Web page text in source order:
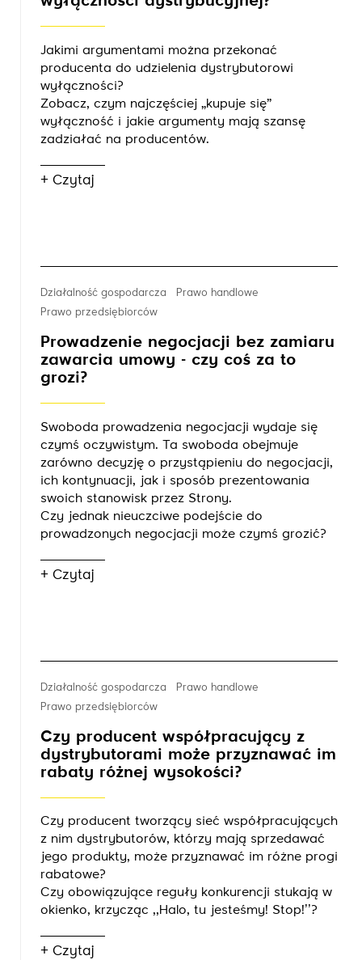
Jakimi argumentami można przekonać
producenta do udzielenia dystrybutorowi
wyłączności?
Zobacz, czym najczęściej „kupuje się”
wyłączność i jakie argumenty mają szansę
zadziałać na producentów.
+ Czytaj
Działalność gospodarcza
Prawo handlowe
Prawo przedsiębiorców
Prowadzenie negocjacji bez zamiaru
zawarcia umowy - czy coś za to
grozi?
Swoboda prowadzenia negocjacji wydaje się
czymś oczywistym. Ta swoboda obejmuje
zarówno decyzję o przystąpieniu do negocjacji,
ich kontynuacji, jak i sposób prezentowania
swoich stanowisk przez Strony.
Czy jednak nieuczciwe podejście do
prowadzonych negocjacji może czymś grozić?
+ Czytaj
Działalność gospodarcza
Prawo handlowe
Prawo przedsiębiorców
Czy producent współpracujący z
dystrybutorami może przyznawać im
rabaty różnej wysokości?
Czy producent tworzący sieć współpracujących
z nim dystrybutorów, którzy mają sprzedawać
jego produkty, może przyznawać im różne progi
rabatowe?
Czy obowiązujące reguły konkurencji stukają w
okienko, krzycząc ,,Halo, tu jesteśmy! Stop!’’?
+ Czytaj